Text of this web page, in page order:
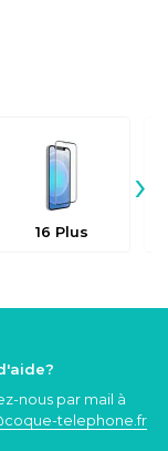
16 Plus
›
nous par mail à
-telephone.fr